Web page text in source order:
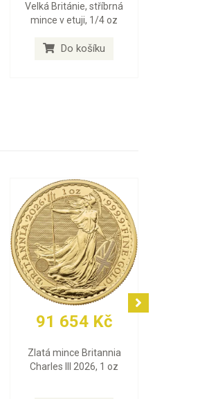
Velká Británie, stříbrná
mince v etuji, 1/4 oz
Do košíku
29 906 Kč
Zlatý slitek Valcambi 10 g